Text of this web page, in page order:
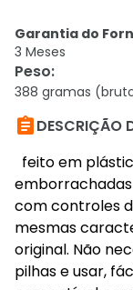
Garantia do
3 Meses
Peso:
388 gramas
DESCRIÇÃO
feito em
emborrachadas
com controles
mesmas
original. Não
pilhas e usar,